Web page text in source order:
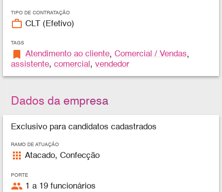
TIPO DE CONTRATAÇÃO
work_outline CLT (Efetivo)
TAGS
bookmark Atendimento ao cliente,Comercial / Vendas,
assistente,comercial ,vendedor
Dados da empresa
Exclusivo para candidatos cadastrados
RAMO DE ATUAÇÃO
apps Atacado, Confecção
PORTE
people 1 a 19 funcionários